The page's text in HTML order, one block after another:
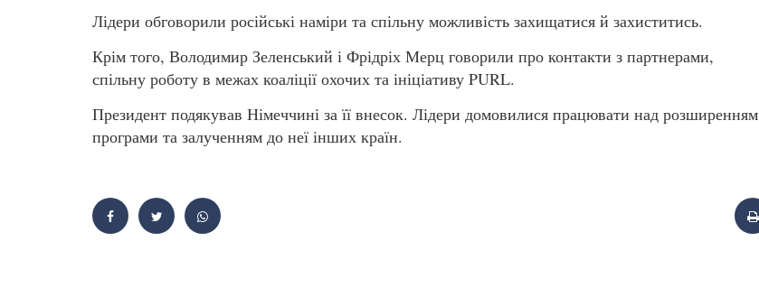
Лідери обговорили російські наміри та спільну можливість захищатися й захиститись.
Крім того, Володимир Зеленський і Фрідріх Мерц говорили про контакти з партнерами,
спільну роботу в межах коаліції охочих та ініціативу PURL.
Президент подякував Німеччині за її внесок. Лідери домовилися працювати над розширенням
програми та залученням до неї інших країн.